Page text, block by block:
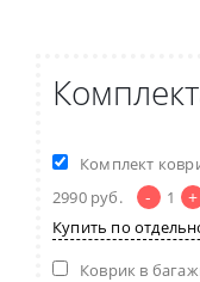
Комплект
2990 руб. - 1 +
Купить по
Коврик в